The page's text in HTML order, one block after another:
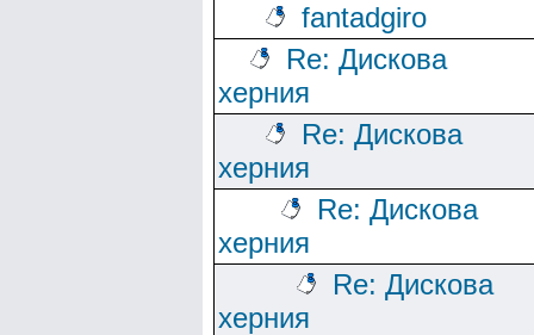
fantadgiro
Re: Дискова
херния
Re: Дискова
херния
Re: Дискова
херния
Re: Дискова
херния